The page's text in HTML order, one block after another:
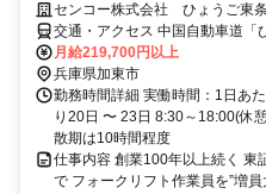
センコー株式会社 ひょうご東
交通・アクセス 中国自動車道「
車通勤OK(ガソリン代支給)/神戸
脇市、小野市、加西市などから
月給219,700円以上
兵庫県加東市
勤務時間詳細 実働時間：1日あ
り20日 〜 23日 8:30～18:00(
散期は10時間程度
仕事内容 創業100年以上続く 東
で フォークリフト作業員を”増